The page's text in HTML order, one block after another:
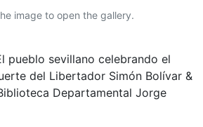
image to open the gallery.
pueblo sevillano celebrando el
del Libertador Simón Bolívar &
Departamental Jorge